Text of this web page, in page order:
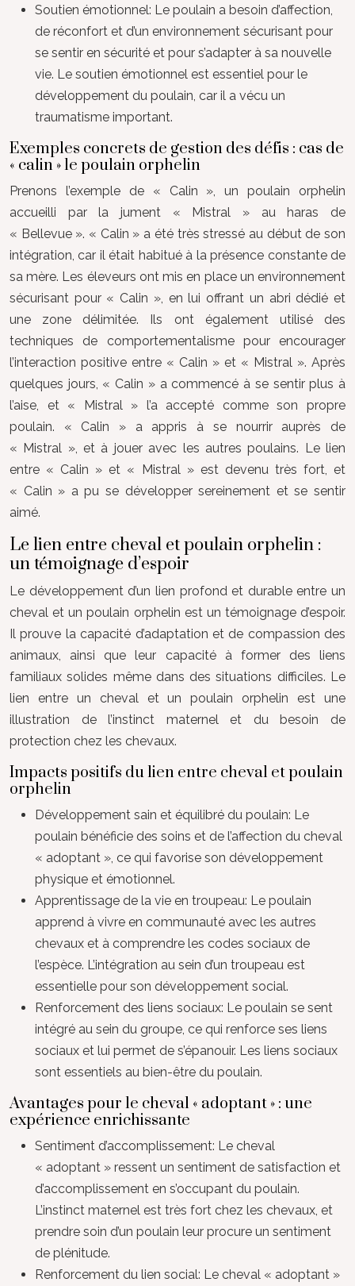
Soutien émotionnel: Le poulain a besoin d’affection,
de réconfort et d’un environnement sécurisant pour
se sentir en sécurité et pour s’adapter à sa nouvelle
vie. Le soutien émotionnel est essentiel pour le
développement du poulain, car il a vécu un
traumatisme important.
Exemples concrets de gestion des défis : cas de
« calin » le poulain orphelin
Prenons l’exemple de « Calin », un poulain orphelin
accueilli par la jument « Mistral » au haras de
« Bellevue ». « Calin » a été très stressé au début de son
intégration, car il était habitué à la présence constante de
sa mère. Les éleveurs ont mis en place un environnement
sécurisant pour « Calin », en lui offrant un abri dédié et
une zone délimitée. Ils ont également utilisé des
techniques de comportementalisme pour encourager
l’interaction positive entre « Calin » et « Mistral ». Après
quelques jours, « Calin » a commencé à se sentir plus à
l’aise, et « Mistral » l’a accepté comme son propre
poulain. « Calin » a appris à se nourrir auprès de
« Mistral », et à jouer avec les autres poulains. Le lien
entre « Calin » et « Mistral » est devenu très fort, et
« Calin » a pu se développer sereinement et se sentir
aimé.
Le lien entre cheval et poulain orphelin :
un témoignage d’espoir
Le développement d’un lien profond et durable entre un
cheval et un poulain orphelin est un témoignage d’espoir.
Il prouve la capacité d’adaptation et de compassion des
animaux, ainsi que leur capacité à former des liens
familiaux solides même dans des situations difficiles. Le
lien entre un cheval et un poulain orphelin est une
illustration de l’instinct maternel et du besoin de
protection chez les chevaux.
Impacts positifs du lien entre cheval et poulain
orphelin
Développement sain et équilibré du poulain: Le
poulain bénéficie des soins et de l’affection du cheval
« adoptant », ce qui favorise son développement
physique et émotionnel.
Apprentissage de la vie en troupeau: Le poulain
apprend à vivre en communauté avec les autres
chevaux et à comprendre les codes sociaux de
l’espèce. L’intégration au sein d’un troupeau est
essentielle pour son développement social.
Renforcement des liens sociaux: Le poulain se sent
intégré au sein du groupe, ce qui renforce ses liens
sociaux et lui permet de s’épanouir. Les liens sociaux
sont essentiels au bien-être du poulain.
Avantages pour le cheval « adoptant » : une
expérience enrichissante
Sentiment d’accomplissement: Le cheval
« adoptant » ressent un sentiment de satisfaction et
d’accomplissement en s’occupant du poulain.
L’instinct maternel est très fort chez les chevaux, et
prendre soin d’un poulain leur procure un sentiment
de plénitude.
Renforcement du lien social: Le cheval « adoptant »